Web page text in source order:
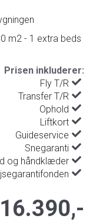
m2 - 1 extra beds
Prisen inkluderer:
Fly T/R
Transfer T/R
Ophold
Liftkort
Guideservice
Snegaranti
og håndklæder